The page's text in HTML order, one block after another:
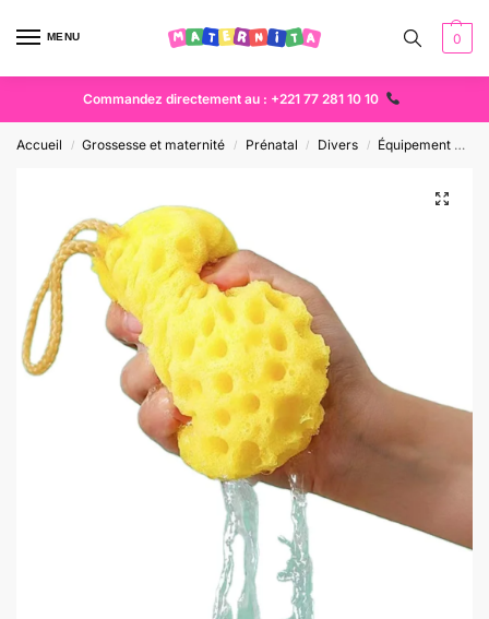
MENU 0
Commandez directement au : +221 77 281 10 10
Accueil / Grossesse et maternité / Prénatal / Divers / Équipement bébé